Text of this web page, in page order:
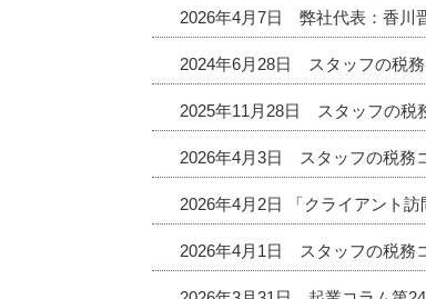
2026年4月7日 弊社代表：香川
2024年6月28日 スタッフの税務
2025年11月28日 スタッフの税
2026年4月3日 スタッフの税務
2026年4月2日 「クライアント訪
2026年4月1日 スタッフの税務